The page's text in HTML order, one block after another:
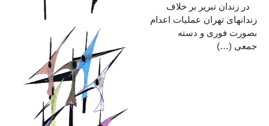
در زندان تبریر بر خلاف
زندانهای تهران عملیات اعدام
بصورت فوری و دسته
جمعی (…)